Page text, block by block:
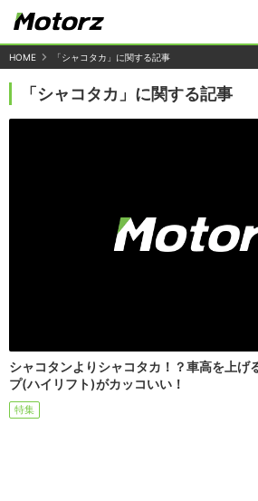
HOME 「シャコタカ」に関する記事
「シャコタカ」に関する記事
シャコタンよりシャコタカ！？車高を上げ
プ(ハイリフト)がカッコいい！
特集